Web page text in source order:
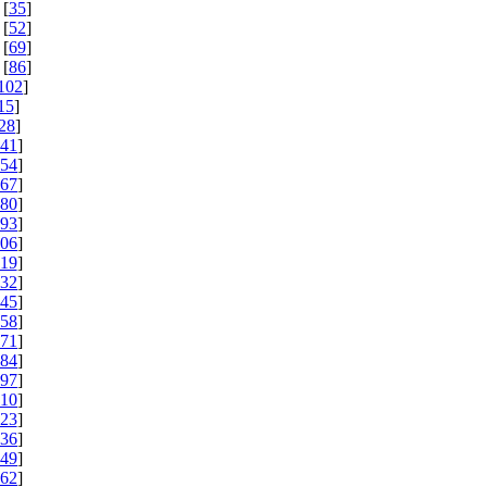
[35]
[52]
[69]
[86]
]
]
]
]
]
]
]
]
]
]
]
]
]
]
]
]
]
]
]
]
]